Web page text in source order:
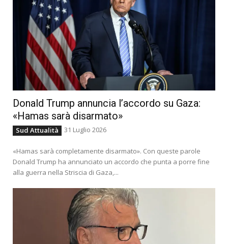
Donald Trump annuncia l’accordo su Gaza:
«Hamas sarà disarmato»
Sud Attualità 31 Luglio 2026
«Hamas sarà completamente disarmato». Con queste parole
Donald Trump ha annunciato un accordo che punta a porre fine
alla guerra nella Striscia di Gaza,...